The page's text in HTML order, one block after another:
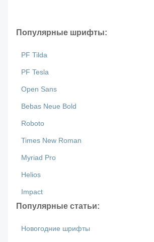
Популярные шрифты:
PF Tilda
PF Tesla
Open Sans
Bebas Neue Bold
Roboto
Times New Roman
Myriad Pro
Helios
Impact
Популярные статьи:
Новогодние шрифты